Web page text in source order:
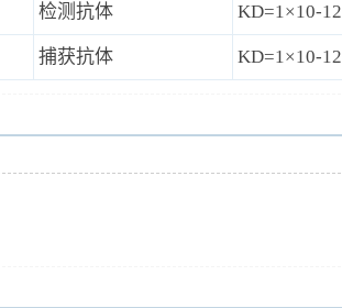
检测抗体 KD=1×10-12
捕获抗体 KD=1×10-12